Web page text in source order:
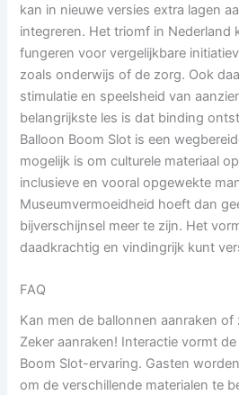
kan in nieuwe versies extra lagen
integreren. Het triomf in Nederland
fungeren voor vergelijkbare
zoals onderwijs of de zorg. Ook
stimulatie en speelsheid van
belangrijkste les is dat binding
Balloon Boom Slot is een
mogelijk is om culturele materiaal
inclusieve en vooral opgewekte
Museumvermoeidheid hoeft dan
bijverschijnsel meer te zijn. Het
daadkrachtig en vindingrijk kunt
FAQ
Kan men de ballonnen aanraken
Zeker aanraken! Interactie vormt
Boom Slot-ervaring. Gasten
om de verschillende materialen te